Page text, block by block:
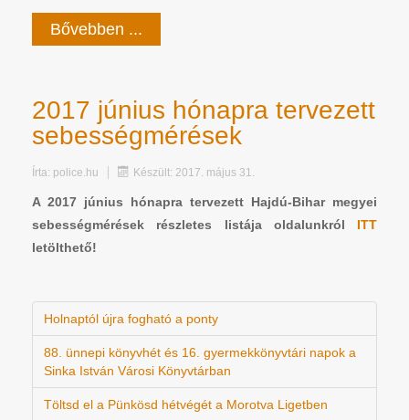
Bővebben ...
2017 június hónapra tervezett
sebességmérések
Írta: police.hu Készült: 2017. május 31.
A 2017 június hónapra tervezett Hajdú-Bihar megyei
sebességmérések részletes listája oldalunkról ITT
letölthető!
Holnaptól újra fogható a ponty
88. ünnepi könyvhét és 16. gyermekkönyvtári napok a
Sinka István Városi Könyvtárban
Töltsd el a Pünkösd hétvégét a Morotva Ligetben